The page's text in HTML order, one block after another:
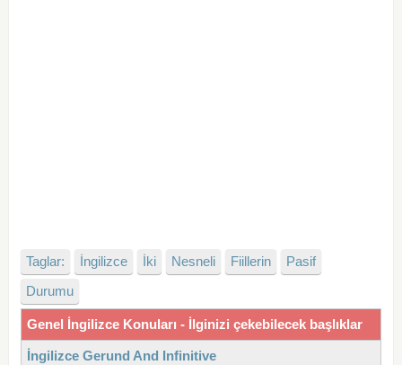
Taglar: İngilizce İki Nesneli Fiillerin
Pasif
Durumu
Genel İngilizce Konuları - İlginizi çekebilecek başlıklar
İngilizce Gerund And Infinitive